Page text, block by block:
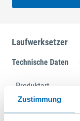
Zustimmung
Laufwerksetzer
Technische Daten
Produktart